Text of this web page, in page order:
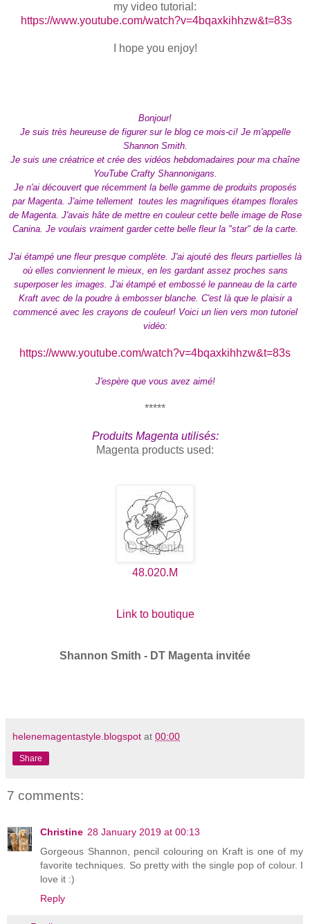
my video tutorial:
https://www.youtube.com/watch?v=4bqaxkihhzw&t=83s
I hope you enjoy!
Bonjour!
Je suis très heureuse de figurer sur le blog ce mois-ci! Je m'appelle
Shannon Smith.
Je suis une créatrice et crée des vidéos hebdomadaires pour ma chaîne
YouTube Crafty Shannonigans.
Je n'ai découvert que récemment la belle gamme de produits proposés
par Magenta. J'aime tellement toutes les magnifiques étampes florales
de Magenta. J'avais hâte de mettre en couleur cette belle image de Rose
Canina. Je voulais vraiment garder cette belle fleur la "star" de la carte.
J'ai étampé une fleur presque complète. J'ai ajouté des fleurs partielles là
où elles conviennent le mieux, en les gardant assez proches sans
superposer les images. J'ai étampé et embossé le panneau de la carte
Kraft avec de la poudre à embosser blanche. C'est là que le plaisir a
commencé avec les crayons de couleur! Voici un lien vers mon tutoriel
vidéo:
https://www.youtube.com/watch?v=4bqaxkihhzw&t=83s
J'espère que vous avez aimé!
*****
Produits Magenta utilisés:
Magenta products used:
48.020.M
Link to boutique
Shannon Smith - DT Magenta invitée
helenemagentastyle.blogspot at 00:00
Share
7 comments:
Christine 28 January 2019 at 00:13
Gorgeous Shannon, pencil colouring on Kraft is one of my
favorite techniques. So pretty with the single pop of colour. I
love it :)
Reply